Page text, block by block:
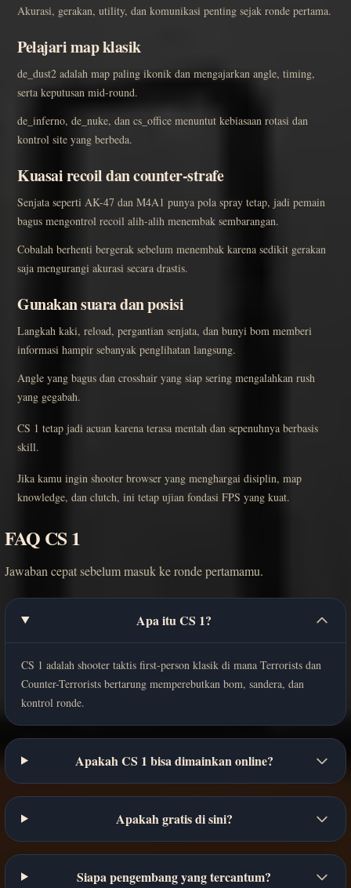
Akurasi, gerakan, utility, dan komunikasi penting sejak ronde pertama.
Pelajari map klasik
de_dust2 adalah map paling ikonik dan mengajarkan angle, timing,
serta keputusan mid-round.
de_inferno, de_nuke, dan cs_office menuntut kebiasaan rotasi dan
kontrol site yang berbeda.
Kuasai recoil dan counter-strafe
Senjata seperti AK-47 dan M4A1 punya pola spray tetap, jadi pemain
bagus mengontrol recoil alih-alih menembak sembarangan.
Cobalah berhenti bergerak sebelum menembak karena sedikit gerakan
saja mengurangi akurasi secara drastis.
Gunakan suara dan posisi
Langkah kaki, reload, pergantian senjata, dan bunyi bom memberi
informasi hampir sebanyak penglihatan langsung.
Angle yang bagus dan crosshair yang siap sering mengalahkan rush
yang gegabah.
CS 1 tetap jadi acuan karena terasa mentah dan sepenuhnya berbasis
skill.
Jika kamu ingin shooter browser yang menghargai disiplin, map
knowledge, dan clutch, ini tetap ujian fondasi FPS yang kuat.
FAQ CS 1
Jawaban cepat sebelum masuk ke ronde pertamamu.
Apa itu CS 1?
CS 1 adalah shooter taktis first-person klasik di mana Terrorists dan
Counter-Terrorists bertarung memperebutkan bom, sandera, dan
kontrol ronde.
Apakah CS 1 bisa dimainkan online?
Apakah gratis di sini?
Siapa pengembang yang tercantum?